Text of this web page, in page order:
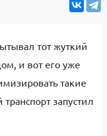
тот жуткий
и вот его уже
такие
запустил